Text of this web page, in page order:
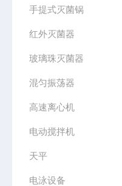
手提式灭菌锅
红外灭菌器
玻璃珠灭菌器
混匀振荡器
高速离心机
电动搅拌机
天平
电泳设备